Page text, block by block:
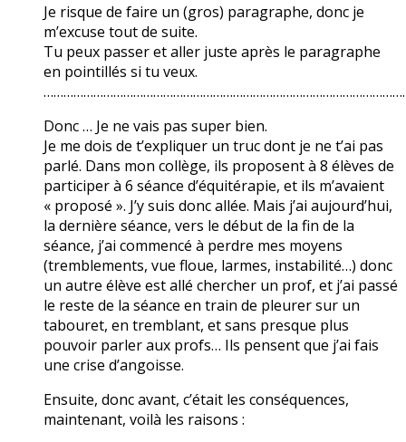
Je risque de faire un (gros) paragraphe, donc je
m’excuse tout de suite.
Tu peux passer et aller juste après le paragraphe
en pointillés si tu veux.
Donc … Je ne vais pas super bien.
Je me dois de t’expliquer un truc dont je ne t’ai pas
parlé. Dans mon collège, ils proposent à 8 élèves de
participer à 6 séance d’équitérapie, et ils m’avaient
« proposé ». J’y suis donc allée. Mais j’ai aujourd’hui,
la dernière séance, vers le début de la fin de la
séance, j’ai commencé à perdre mes moyens
(tremblements, vue floue, larmes, instabilité…) donc
un autre élève est allé chercher un prof, et j’ai passé
le reste de la séance en train de pleurer sur un
tabouret, en tremblant, et sans presque plus
pouvoir parler aux profs… Ils pensent que j’ai fais
une crise d’angoisse.
Ensuite, donc avant, c’était les conséquences,
maintenant, voilà les raisons :